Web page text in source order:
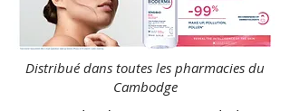
Distribué dans toutes les pharmacies du
Cambodge